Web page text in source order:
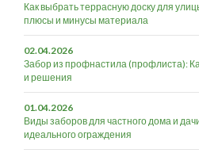
Как выбрать террасную доску для
плюсы и минусы материала
02.04.2026
Забор из профнастила (профлиста):
и решения
01.04.2026
Виды заборов для частного дома и
идеального ограждения